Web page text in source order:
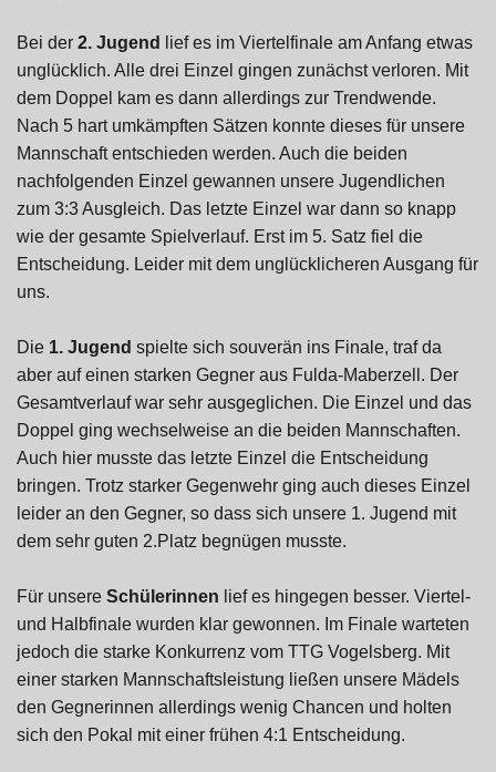
Bei der 2. Jugend lief es im Viertelfinale am Anfang etwas
unglücklich. Alle drei Einzel gingen zunächst verloren. Mit
dem Doppel kam es dann allerdings zur Trendwende.
Nach 5 hart umkämpften Sätzen konnte dieses für unsere
Mannschaft entschieden werden. Auch die beiden
nachfolgenden Einzel gewannen unsere Jugendlichen
zum 3:3 Ausgleich. Das letzte Einzel war dann so knapp
wie der gesamte Spielverlauf. Erst im 5. Satz fiel die
Entscheidung. Leider mit dem unglücklicheren Ausgang für
uns.
Die 1. Jugend spielte sich souverän ins Finale, traf da
aber auf einen starken Gegner aus Fulda-Maberzell. Der
Gesamtverlauf war sehr ausgeglichen. Die Einzel und das
Doppel ging wechselweise an die beiden Mannschaften.
Auch hier musste das letzte Einzel die Entscheidung
bringen. Trotz starker Gegenwehr ging auch dieses Einzel
leider an den Gegner, so dass sich unsere 1. Jugend mit
dem sehr guten 2.Platz begnügen musste.
Für unsere Schülerinnen lief es hingegen besser. Viertel-
und Halbfinale wurden klar gewonnen. Im Finale warteten
jedoch die starke Konkurrenz vom TTG Vogelsberg. Mit
einer starken Mannschaftsleistung ließen unsere Mädels
den Gegnerinnen allerdings wenig Chancen und holten
sich den Pokal mit einer frühen 4:1 Entscheidung.